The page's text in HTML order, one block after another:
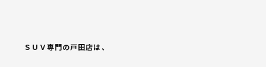
ＳＵＶ専門の戸田店は、